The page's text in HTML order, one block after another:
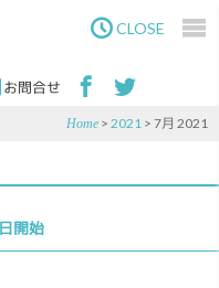
お問合せ
CLOSE
Home > 2021 > 7月 2021
開始